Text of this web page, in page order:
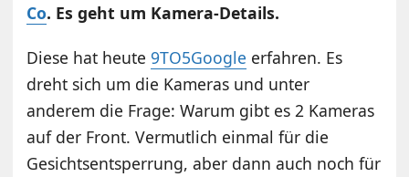
Co. Es geht um Kamera-Details.
Diese hat heute 9TO5Google erfahren. Es
dreht sich um die Kameras und unter
anderem die Frage: Warum gibt es 2 Kameras
auf der Front. Vermutlich einmal für die
Gesichtsentsperrung, aber dann auch noch für